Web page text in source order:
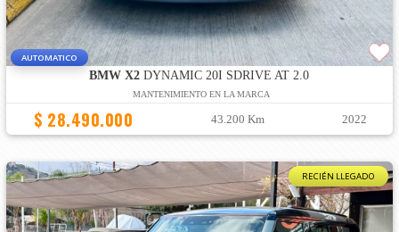
AUTOMATICO
BMW X2 DYNAMIC 20I SDRIVE AT 2.0
MANTENIMIENTO EN LA MARCA
$ 28.490.000 43.200 Km 2022
RECIÉN LLEGADO